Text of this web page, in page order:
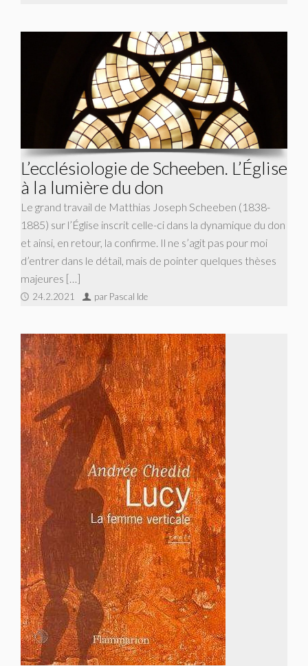
L’ecclésiologie de Scheeben. L’Église
à la lumière du don
Le grand travail de Matthias Joseph Scheeben (1838-
1885) sur l’Église inscrit celle-ci dans la dynamique du don
et ainsi, en retour, la confirme. Il ne s’agit pas pour moi
d’entrer dans le détail, mais de pointer quelques thèses
majeures […]
24.2.2021 par Pascal Ide